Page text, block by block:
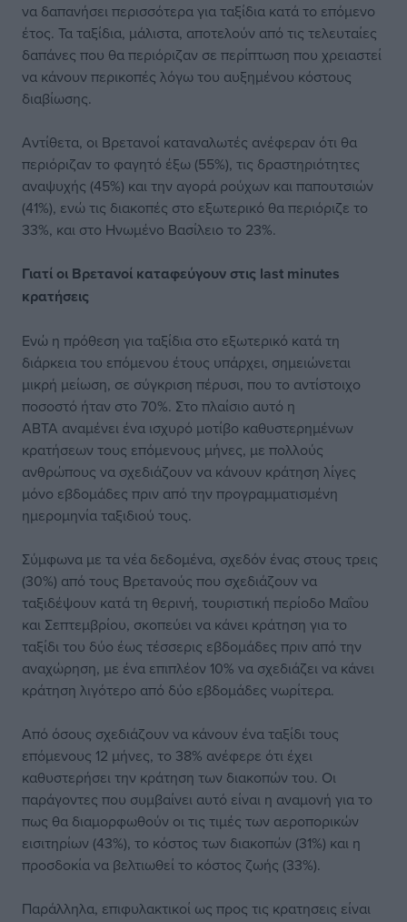
να δαπανήσει περισσότερα για ταξίδια κατά το επόμενο
έτος. Τα ταξίδια, μάλιστα, αποτελούν από τις τελευταίες
δαπάνες που θα περιόριζαν σε περίπτωση που χρειαστεί
να κάνουν περικοπές λόγω του αυξημένου κόστους
διαβίωσης.
Αντίθετα, οι Βρετανοί καταναλωτές ανέφεραν ότι θα
περιόριζαν το φαγητό έξω (55%), τις δραστηριότητες
αναψυχής (45%) και την αγορά ρούχων και παπουτσιών
(41%), ενώ τις διακοπές στο εξωτερικό θα περιόριζε το
33%, και στο Ηνωμένο Βασίλειο το 23%.
Γιατί οι Βρετανοί καταφεύγουν στις last minutes
κρατήσεις
Ενώ η πρόθεση για ταξίδια στο εξωτερικό κατά τη
διάρκεια του επόμενου έτους υπάρχει, σημειώνεται
μικρή μείωση, σε σύγκριση πέρυσι, που το αντίστοιχο
ποσοστό ήταν στο 70%. Στο πλαίσιο αυτό η
ABTA αναμένει ένα ισχυρό μοτίβο καθυστερημένων
κρατήσεων τους επόμενους μήνες, με πολλούς
ανθρώπους να σχεδιάζουν να κάνουν κράτηση λίγες
μόνο εβδομάδες πριν από την προγραμματισμένη
ημερομηνία ταξιδιού τους.
Σύμφωνα με τα νέα δεδομένα, σχεδόν ένας στους τρεις
(30%) από τους Βρετανούς που σχεδιάζουν να
ταξιδέψουν κατά τη θερινή, τουριστική περίοδο Μαΐου
και Σεπτεμβρίου, σκοπεύει να κάνει κράτηση για το
ταξίδι του δύο έως τέσσερις εβδομάδες πριν από την
αναχώρηση, με ένα επιπλέον 10% να σχεδιάζει να κάνει
κράτηση λιγότερο από δύο εβδομάδες νωρίτερα.
Από όσους σχεδιάζουν να κάνουν ένα ταξίδι τους
επόμενους 12 μήνες, το 38% ανέφερε ότι έχει
καθυστερήσει την κράτηση των διακοπών του. Οι
παράγοντες που συμβαίνει αυτό είναι η αναμονή για το
πως θα διαμορφωθούν οι τις τιμές των αεροπορικών
εισιτηρίων (43%), το κόστος των διακοπών (31%) και η
προσδοκία να βελτιωθεί το κόστος ζωής (33%).
Παράλληλα, επιφυλακτικοί ως προς τις κρατησεις είναι